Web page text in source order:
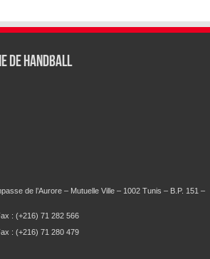
de Handball
de l’Aurore – Mutuelle Ville – 1002 Tunis – B.P. 151 –
: (+216) 71 282 566
: (+216) 71 280 479